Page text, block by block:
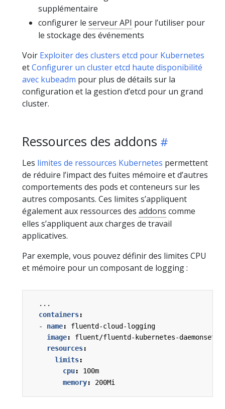
supplémentaire
configurer le serveur API pour l’utiliser pour
le stockage des événements
Voir Exploiter des clusters etcd pour Kubernetes
etConfigurer un cluster etcd haute disponibilité
avec kubeadm pour plus de détails sur la
configuration et la gestion d’etcd pour un grand
cluster.
Ressources des addons
Les limites de ressources Kubernetes permettent
de réduire l’impact des fuites mémoire et d’autres
comportements des pods et conteneurs sur les
autres composants. Ces limites s’appliquent
également aux ressources des addons comme
elles s’appliquent aux charges de travail
applicatives.
Par exemple, vous pouvez définir des limites CPU
et mémoire pour un composant de logging :
...
containers:
- name:
fluentd-cloud-logging
image:
fluent/fluentd-kubernetes-
resources:
limits:
cpu:
100m
memory: 200Mi